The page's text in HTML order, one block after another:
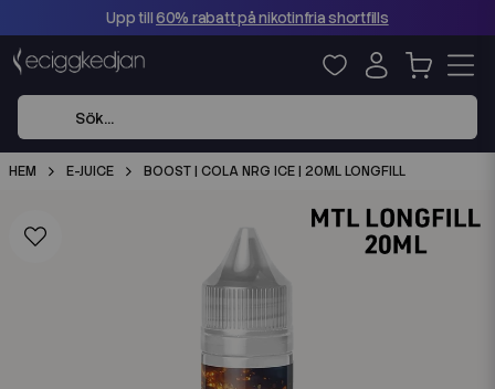
Upp till60% rabatt på nikotinfria shortfills
HEM E-JUICE BOOST | COLA NRG ICE | 20ML LONGFILL